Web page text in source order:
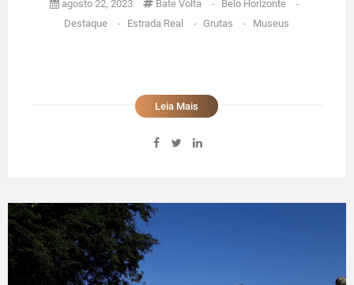
agosto 22, 2023 Bate Volta - Belo Horizonte
-
Destaque
- Estrada Real - Grutas - Museus
Leia Mais